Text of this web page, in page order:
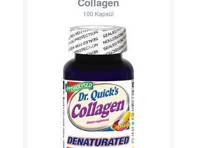
100 Kapsül